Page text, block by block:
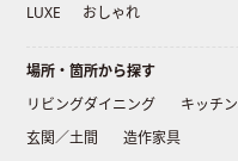
LUXE
おしゃれ
場所・箇所から探す
リビングダイニング
キッチン
玄関／土間
造作家具